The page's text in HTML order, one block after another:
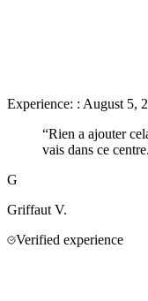
Experience: : August 5,
“Rien a ajouter
vais dans ce centre.
G
Griffaut V.
Verified experience